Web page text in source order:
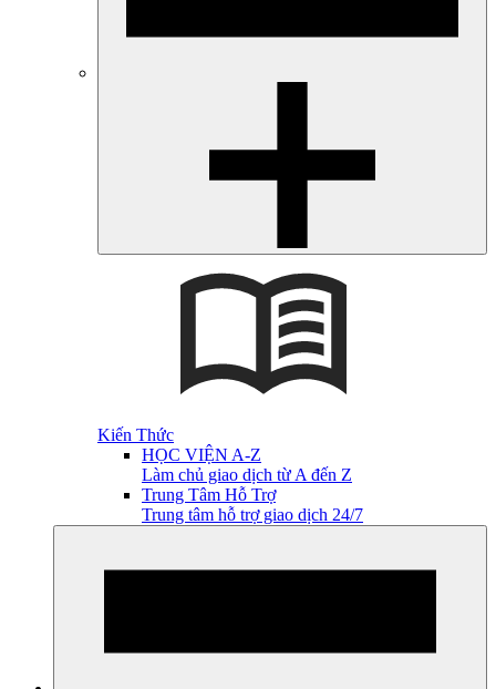
Kiến Thức
HỌC VIỆN A-Z
Làm chủ giao dịch từ A đến Z
Trung Tâm Hỗ Trợ
Trung tâm hỗ trợ giao dịch 24/7